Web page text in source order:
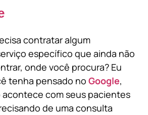
contratar algum
específico que ainda não
onde você procura? Eu
tenha pensado no Google,
acontece com seus pacientes
de uma consulta